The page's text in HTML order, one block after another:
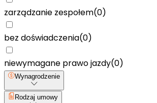
zarządzanie zespołem(0)
bez doświadczenia(0)
niewymagane prawo jazdy(0)
Wynagrodzenie
Rodzaj umowy